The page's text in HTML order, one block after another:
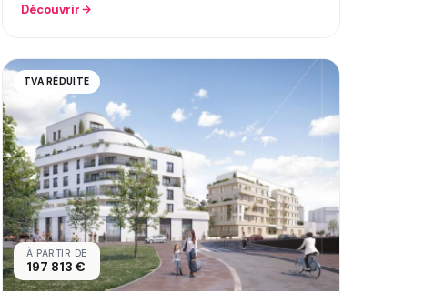
Découvrir
TVA RÉDUITE
À PARTIR DE
197 813 €